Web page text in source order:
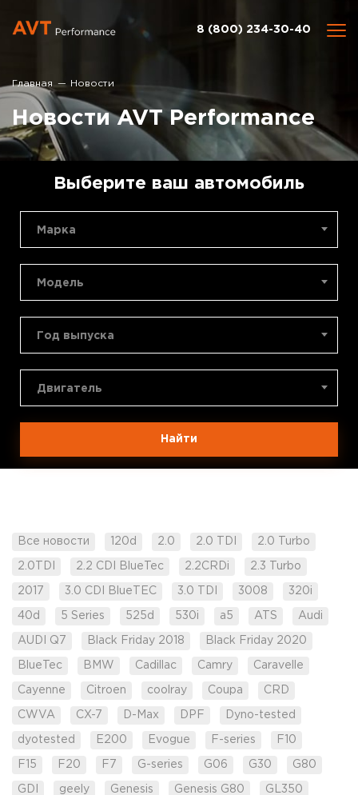
8 (800) 234-30-40
Главная Новости
Новости AVT Performance
Выберите ваш автомобиль
Марка
Модель
Год выпуска
Двигатель
Найти
Все новости 120d 2.0 2.0 TDI 2.0 Turbo
2.0TDI 2.2 CDI BlueTec 2.2CRDi 2.3 Turbo
2017 3.0 CDI BlueTEC 3.0 TDI 3008 320i
40d 5 Series 525d 530i a5 ATS Audi
AUDI Q7 Black Friday 2018 Black Friday 2020
BlueTec BMW Cadillac Camry Caravelle
Cayenne Citroen coolray Coupa CRD
CWVA CX-7 D-Max DPF Dyno-tested
dyotested E200 Evogue F-series F10
F15 F20 F7 G-series G06 G30 G80
GDI geely Genesis Genesis G80 GL350